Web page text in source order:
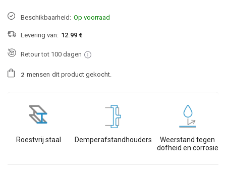
Beschikbaarheid: Op voorraad
Levering van: 12.99 €
Retour tot 100 dagen
2 mensen dit product gekocht.
Roestvrij staal Demperafstandhouders
Weerstand tegen
dofheid en corrosie